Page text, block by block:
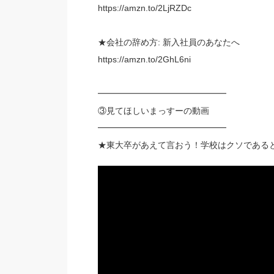
https://amzn.to/2LjRZDc
★会社の辞め方: 新入社員のあなたへ
https://amzn.to/2GhL6ni
━━━━━━━━━━━━━━━
③見てほしいまっすーの動画
━━━━━━━━━━━━━━━
★東大卒があえて言おう！学校はクソである